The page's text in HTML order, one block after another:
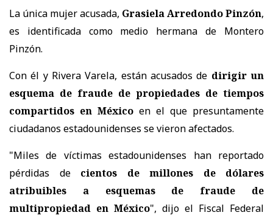
La única mujer acusada, Grasiela Arredondo Pinzón,
es identificada como medio hermana de Montero
Pinzón.
Con él y Rivera Varela, están acusados de dirigir un
esquema de fraude de propiedades de tiempos
compartidos en México en el que presuntamente
ciudadanos estadounidenses se vieron afectados.
"Miles de víctimas estadounidenses han reportado
pérdidas de cientos de millones de dólares
atribuibles a esquemas de fraude de
multipropiedad en México", dijo el Fiscal Federal